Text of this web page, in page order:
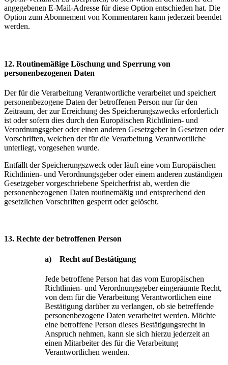
angegebenen E-Mail-Adresse für diese Option entschieden hat. Die
Option zum Abonnement von Kommentaren kann jederzeit beendet
werden.
12. Routinemäßige Löschung und Sperrung von
personenbezogenen Daten
Der für die Verarbeitung Verantwortliche verarbeitet und speichert
personenbezogene Daten der betroffenen Person nur für den
Zeitraum, der zur Erreichung des Speicherungszwecks erforderlich
ist oder sofern dies durch den Europäischen Richtlinien- und
Verordnungsgeber oder einen anderen Gesetzgeber in Gesetzen oder
Vorschriften, welchen der für die Verarbeitung Verantwortliche
unterliegt, vorgesehen wurde.
Entfällt der Speicherungszweck oder läuft eine vom Europäischen
Richtlinien- und Verordnungsgeber oder einem anderen zuständigen
Gesetzgeber vorgeschriebene Speicherfrist ab, werden die
personenbezogenen Daten routinemäßig und entsprechend den
gesetzlichen Vorschriften gesperrt oder gelöscht.
13. Rechte der betroffenen Person
a) Recht auf Bestätigung
Jede betroffene Person hat das vom Europäischen
Richtlinien- und Verordnungsgeber eingeräumte Recht,
von dem für die Verarbeitung Verantwortlichen eine
Bestätigung darüber zu verlangen, ob sie betreffende
personenbezogene Daten verarbeitet werden. Möchte
eine betroffene Person dieses Bestätigungsrecht in
Anspruch nehmen, kann sie sich hierzu jederzeit an
einen Mitarbeiter des für die Verarbeitung
Verantwortlichen wenden.